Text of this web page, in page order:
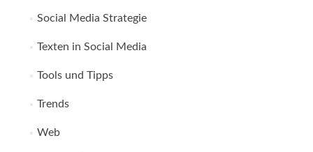
Social Media Strategie
Texten in Social Media
Tools und Tipps
Trends
Web